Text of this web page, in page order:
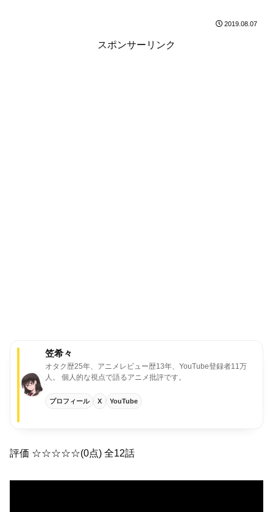
2019.08.07
スポンサーリンク
笠希々
オタク歴25年、アニメレビュー歴13年、YouTube登録者11万
人。
個人的な視点で語るアニメ批評です。
プロフィール X YouTube
評価 ☆☆☆☆☆(0点) 全12話